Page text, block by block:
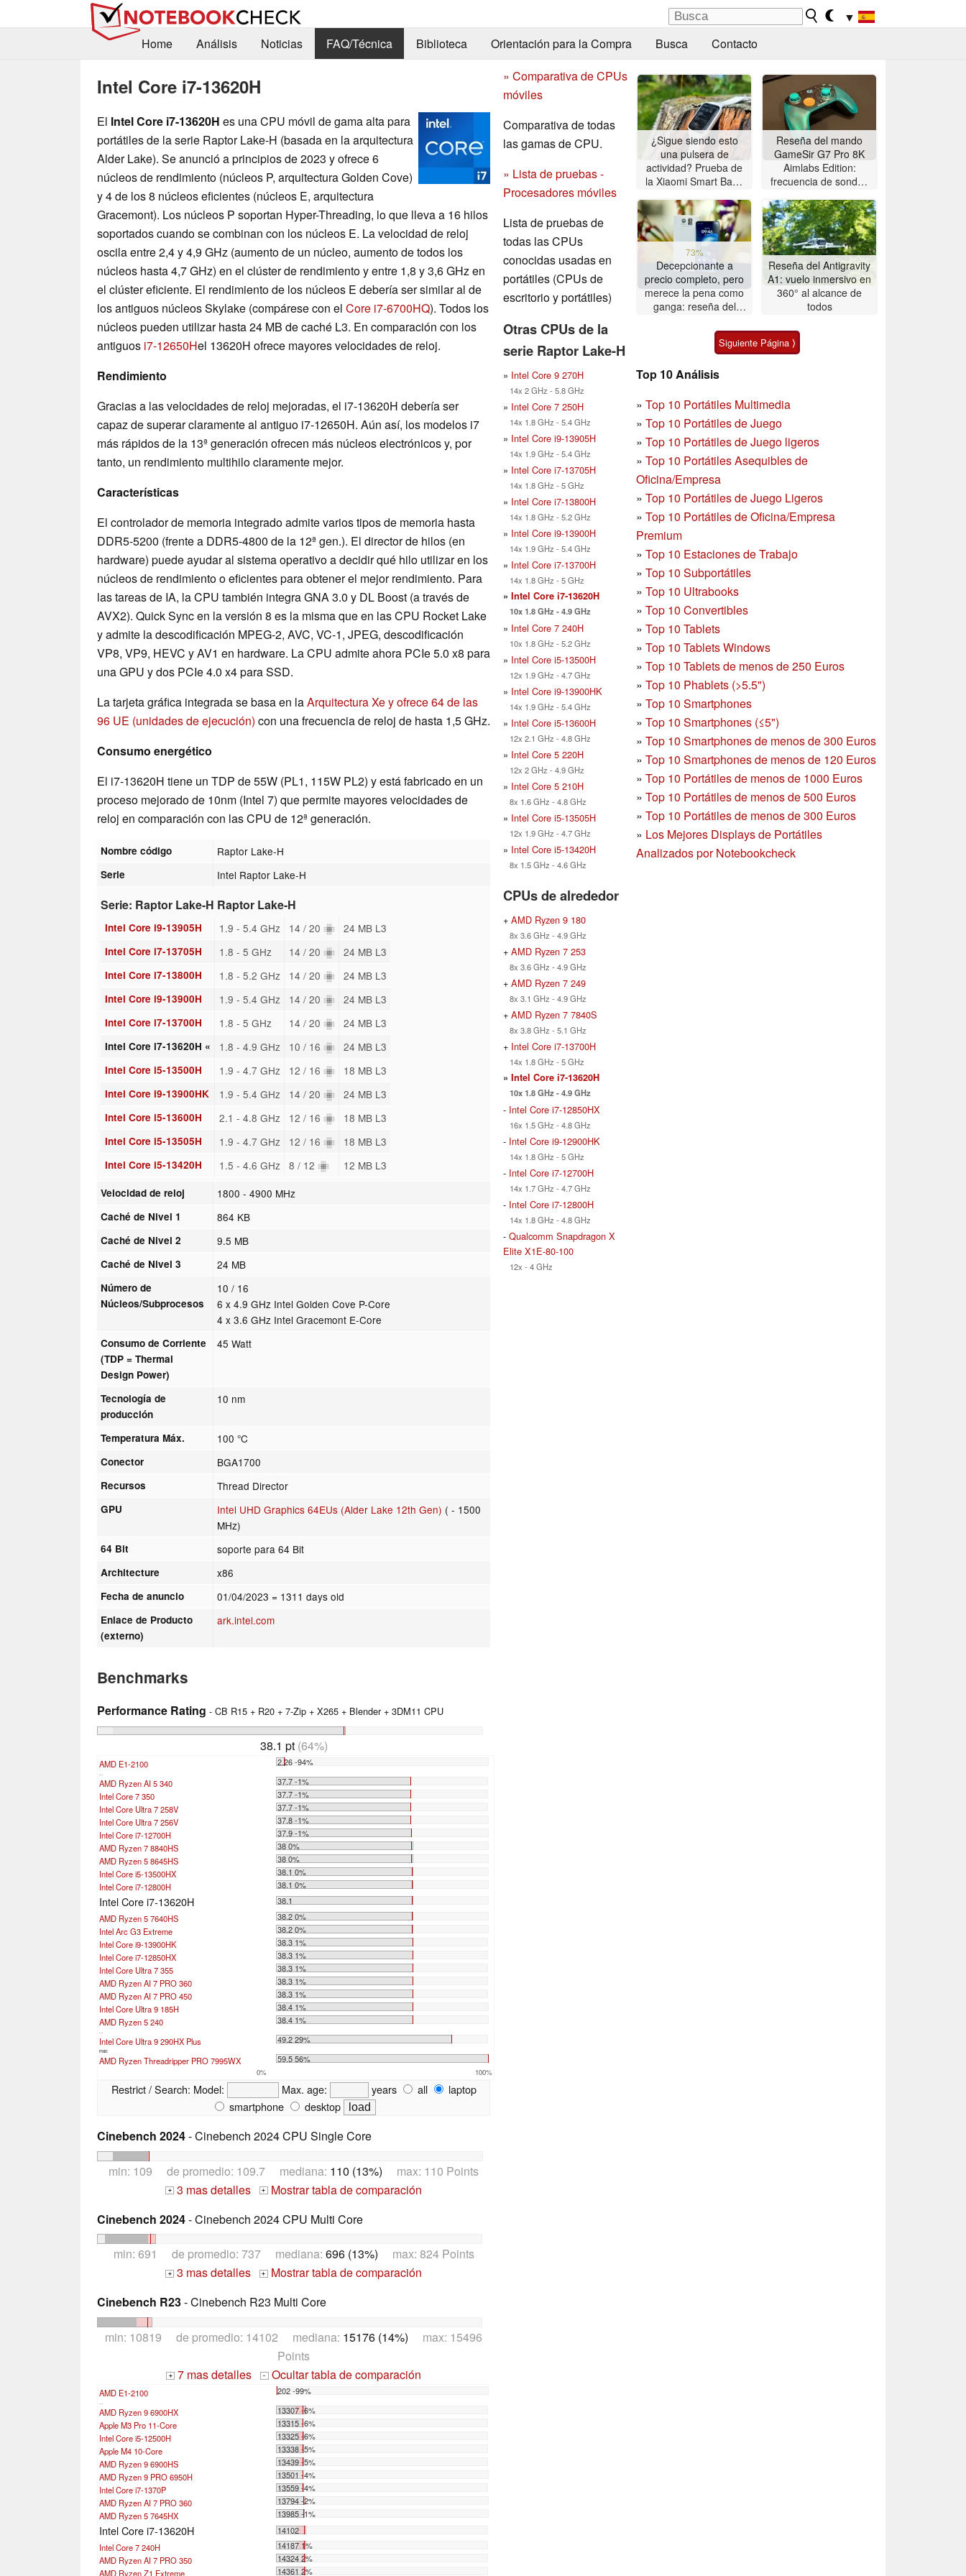
▼
Home
Análisis Noticias FAQ/Técnica Biblioteca Orientación para la Compra Busca Contacto
Intel Core i7-13620H
El Intel Core i7-13620H es una CPU móvil de gama alta para
portátiles de la serie Raptor Lake-H (basada en la arquitectura
Alder Lake). Se anunció a principios de 2023 y ofrece 6
núcleos de rendimiento (núcleos P, arquitectura Golden Cove)
y 4 de los 8 núcleos eficientes (núcleos E, arquitectura
Gracemont). Los núcleos P soportan Hyper-Threading, lo que lleva a 16 hilos
soportados cuando se combinan con los núcleos E. La velocidad de reloj
oscila entre 2,4 y 4,9 GHz (aumento de un núcleo, aumento de todos los
núcleos hasta 4,7 GHz) en el clúster de rendimiento y entre 1,8 y 3,6 GHz en
el clúster eficiente. El rendimiento de los núcleos E debería ser similar al de
los antiguos núcleos Skylake (compárese con el Core i7-6700HQ). Todos los
núcleos pueden utilizar hasta 24 MB de caché L3. En comparación con los
antiguos i7-12650Hel 13620H ofrece mayores velocidades de reloj.
Rendimiento
Gracias a las velocidades de reloj mejoradas, el i7-13620H debería ser
capaz de superar claramente al antiguo i7-12650H. Aún así, los modelos i7
más rápidos de la 13ª generación ofrecen más núcleos electrónicos y, por
tanto, un rendimiento multihilo claramente mejor.
Características
El controlador de memoria integrado admite varios tipos de memoria hasta
DDR5-5200 (frente a DDR5-4800 de la 12ª gen.). El director de hilos (en
hardware) puede ayudar al sistema operativo a decidir qué hilo utilizar en los
núcleos de rendimiento o eficientes para obtener el mejor rendimiento. Para
las tareas de IA, la CPU también integra GNA 3.0 y DL Boost (a través de
AVX2). Quick Sync en la versión 8 es la misma que en las CPU Rocket Lake
y admite la descodificación MPEG-2, AVC, VC-1, JPEG, descodificación
VP8, VP9, HEVC y AV1 en hardware. La CPU admite ahora PCIe 5.0 x8 para
una GPU y dos PCIe 4.0 x4 para SSD.
La tarjeta gráfica integrada se basa en laArquitectura Xe y ofrece 64 de las
96 UE (unidades de ejecución) con una frecuencia de reloj de hasta 1,5 GHz.
Consumo energético
El i7-13620H tiene un TDP de 55W (PL1, 115W PL2) y está fabricado en un
proceso mejorado de 10nm (Intel 7) que permite mayores velocidades de
reloj en comparación con las CPU de 12ª generación.
Nombre código Raptor Lake-H
Serie Intel Raptor Lake-H
Serie: Raptor Lake-H Raptor Lake-H
Intel Core i9-13905H 1.9 - 5.4 GHz 14 / 20 24 MB L3
Intel Core i7-13705H 1.8 - 5 GHz 14 / 20 24 MB L3
Intel Core i7-13800H 1.8 - 5.2 GHz 14 / 20 24 MB L3
Intel Core i9-13900H 1.9 - 5.4 GHz 14 / 20 24 MB L3
Intel Core i7-13700H 1.8 - 5 GHz 14 / 20 24 MB L3
Intel Core i7-13620H « 1.8 - 4.9 GHz 10 / 16 24 MB L3
Intel Core i5-13500H 1.9 - 4.7 GHz 12 / 16 18 MB L3
Intel Core i9-13900HK 1.9 - 5.4 GHz 14 / 20 24 MB L3
Intel Core i5-13600H 2.1 - 4.8 GHz 12 / 16 18 MB L3
Intel Core i5-13505H 1.9 - 4.7 GHz 12 / 16 18 MB L3
Intel Core i5-13420H 1.5 - 4.6 GHz 8 / 12 12 MB L3
Velocidad de reloj 1800 - 4900 MHz
Caché de Nivel 1 864 KB
Caché de Nivel 2 9.5 MB
Caché de Nivel 3 24 MB
Número de
Núcleos/Subprocesos
10 / 16
6 x 4.9 GHz Intel Golden Cove P-Core
4 x 3.6 GHz Intel Gracemont E-Core
Consumo de Corriente
(TDP = Thermal
Design Power)
45 Watt
Tecnología de
producción
10 nm
Temperatura Máx. 100 °C
Conector BGA1700
Recursos Thread Director
GPU Intel UHD Graphics 64EUs (Alder Lake 12th Gen) ( - 1500
MHz)
64 Bit soporte para 64 Bit
Architecture x86
Fecha de anuncio 01/04/2023 = 1311 days old
Enlace de Producto
(externo)
ark.intel.com
Benchmarks
Performance Rating - CB R15 + R20 + 7-Zip + X265 + Blender + 3DM11 CPU
38.1 pt(64%)
AMD E1-2100 2.26 -94%
AMD Ryzen AI 5 340
37.7 -1%
Intel Core 7 350
37.7 -1%
Intel Core Ultra 7 258V
37.7 -1%
Intel Core Ultra 7 256V
37.8 -1%
Intel Core i7-12700H
37.9 -1%
AMD Ryzen 7 8840HS
38 0%
AMD Ryzen 5 8645HS
38 0%
Intel Core i5-13500HX
38.1 0%
Intel Core i7-12800H
38.1 0%
Intel Core i7-13620H
38.1
AMD Ryzen 5 7640HS
38.2 0%
Intel Arc G3 Extreme
38.2 0%
Intel Core i9-13900HK
38.3 1%
Intel Core i7-12850HX
38.3 1%
Intel Core Ultra 7 355
38.3 1%
AMD Ryzen AI 7 PRO 360
38.3 1%
AMD Ryzen AI 7 PRO 450
38.3 1%
Intel Core Ultra 9 185H
38.4 1%
AMD Ryzen 5 240
38.4 1%
Intel Core Ultra 9 290HX Plus 49.2 29%
max:
AMD Ryzen Threadripper PRO 7995WX 59.5 56%
0% 100%
Restrict / Search: Model: Max. age: years all
laptop
smartphone
desktop
Cinebench 2024- Cinebench 2024 CPU Single Core
min: 109 de promedio: 109.7 mediana: 110 (13%) max: 110 Points
+ 3 mas detalles + Mostrar tabla de comparación
Cinebench 2024- Cinebench 2024 CPU Multi Core
min: 691 de promedio: 737 mediana: 696 (13%) max: 824 Points
+ 3 mas detalles + Mostrar tabla de comparación
Cinebench R23- Cinebench R23 Multi Core
min: 10819 de promedio: 14102 mediana: 15176 (14%) max: 15496
Points
+ 7 mas detalles - Ocultar tabla de comparación
AMD E1-2100 202 -99%
...
AMD Ryzen 9 6900HX
13307 -6%
Apple M3 Pro 11-Core
13315 -6%
Intel Core i5-12500H
13325 -6%
Apple M4 10-Core
13338 -5%
AMD Ryzen 9 6900HS
13439 -5%
AMD Ryzen 9 PRO 6950H
13501 -4%
Intel Core i7-1370P
13559 -4%
AMD Ryzen AI 7 PRO 360
13794 -2%
AMD Ryzen 5 7645HX
13985 -1%
Intel Core i7-13620H
14102
Intel Core 7 240H
14187 1%
AMD Ryzen AI 7 PRO 350
14324 2%
AMD Ryzen Z1 Extreme
14361 2%
» Comparativa de CPUs
móviles
Comparativa de todas
las gamas de CPU.
» Lista de pruebas -
Procesadores móviles
Lista de pruebas de
todas las CPUs
conocidas usadas en
portátiles (CPUs de
escritorio y portátiles)
Otras CPUs de la
serie Raptor Lake-H
» Intel Core 9 270H
14x 2 GHz - 5.8 GHz
» Intel Core 7 250H
14x 1.8 GHz - 5.4 GHz
» Intel Core i9-13905H
14x 1.9 GHz - 5.4 GHz
» Intel Core i7-13705H
14x 1.8 GHz - 5 GHz
» Intel Core i7-13800H
14x 1.8 GHz - 5.2 GHz
» Intel Core i9-13900H
14x 1.9 GHz - 5.4 GHz
» Intel Core i7-13700H
14x 1.8 GHz - 5 GHz
» Intel Core i7-13620H
10x 1.8 GHz - 4.9 GHz
» Intel Core 7 240H
10x 1.8 GHz - 5.2 GHz
» Intel Core i5-13500H
12x 1.9 GHz - 4.7 GHz
» Intel Core i9-13900HK
14x 1.9 GHz - 5.4 GHz
» Intel Core i5-13600H
12x 2.1 GHz - 4.8 GHz
» Intel Core 5 220H
12x 2 GHz - 4.9 GHz
» Intel Core 5 210H
8x 1.6 GHz - 4.8 GHz
» Intel Core i5-13505H
12x 1.9 GHz - 4.7 GHz
» Intel Core i5-13420H
8x 1.5 GHz - 4.6 GHz
CPUs de alrededor
+ AMD Ryzen 9 180
8x 3.6 GHz - 4.9 GHz
+ AMD Ryzen 7 253
8x 3.6 GHz - 4.9 GHz
+ AMD Ryzen 7 249
8x 3.1 GHz - 4.9 GHz
+ AMD Ryzen 7 7840S
8x 3.8 GHz - 5.1 GHz
+ Intel Core i7-13700H
14x 1.8 GHz - 5 GHz
» Intel Core i7-13620H
10x 1.8 GHz - 4.9 GHz
- Intel Core i7-12850HX
16x 1.5 GHz - 4.8 GHz
- Intel Core i9-12900HK
14x 1.8 GHz - 5 GHz
- Intel Core i7-12700H
14x 1.7 GHz - 4.7 GHz
- Intel Core i7-12800H
14x 1.8 GHz - 4.8 GHz
- Qualcomm Snapdragon X
Elite X1E-80-100
12x - 4 GHz
¿Sigue siendo esto
una pulsera de
actividad? Prueba de
la Xiaomi Smart Band
Reseña del mando
GameSir G7 Pro 8K
Aimlabs Edition:
frecuencia de sondeo
asequible
73%
Decepcionante a
precio completo, pero
merece la pena como
ganga: reseña del
Moto G47
Reseña del Antigravity
A1: vuelo inmersivo en
360° al alcance de
todos
Siguiente Página ⟩
Top 10 Análisis
» Top 10 Portátiles Multimedia
» Top 10 Portátiles de Juego
» Top 10 Portátiles de Juego ligeros
» Top 10 Portátiles Asequibles de
Oficina/Empresa
» Top 10 Portátiles de Juego Ligeros
» Top 10 Portátiles de Oficina/Empresa
Premium
» Top 10 Estaciones de Trabajo
» Top 10 Subportátiles
» Top 10 Ultrabooks
» Top 10 Convertibles
» Top 10 Tablets
» Top 10 Tablets Windows
» Top 10 Tablets de menos de 250 Euros
» Top 10 Phablets (>5.5")
» Top 10 Smartphones
» Top 10 Smartphones (≤5")
» Top 10 Smartphones de menos de 300 Euros
» Top 10 Smartphonesde menos de 120 Euros
» Top 10 Portátiles de menos de 1000 Euros
» Top 10 Portátiles de menos de 500 Euros
» Top 10 Portátiles de menos de 300 Euros
» Los Mejores Displays de Portátiles
Analizados por Notebookcheck